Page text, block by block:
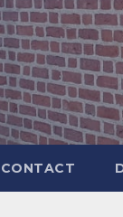
CONTACT